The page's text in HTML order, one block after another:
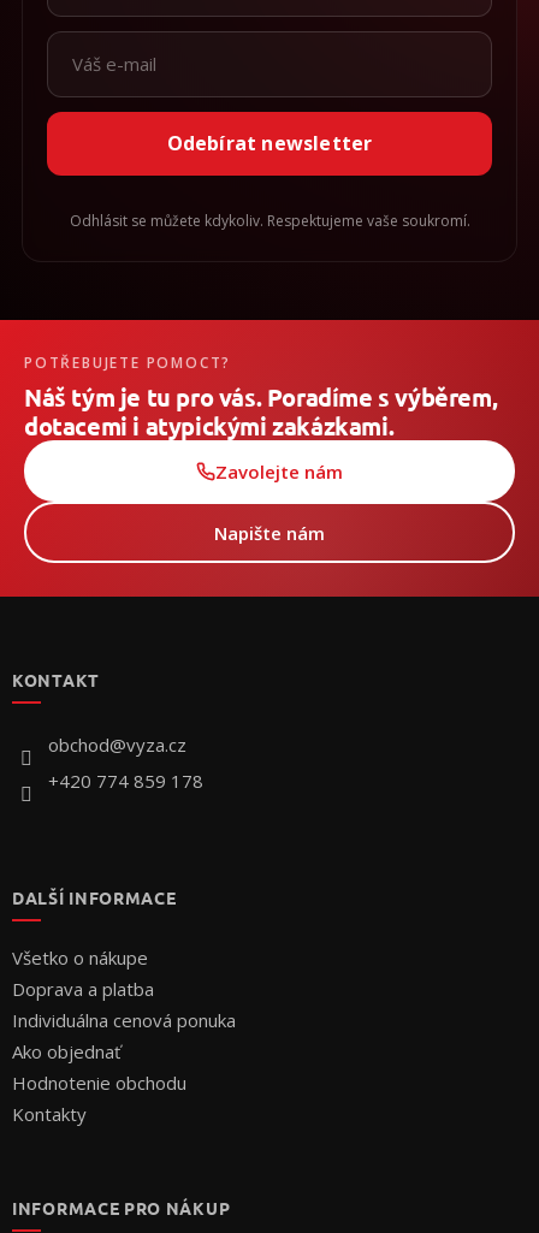
Odebírat newsletter
Odhlásit se můžete kdykoliv. Respektujeme vaše soukromí.
POTŘEBUJETE POMOCT?
Náš tým je tu pro vás. Poradíme s výběrem,
dotacemi i atypickými zakázkami.
Zavolejte nám
Napište nám
KONTAKT
obchod@vyza.cz
+420 774 859 178
DALŠÍ INFORMACE
Všetko o nákupe
Doprava a platba
Individuálna cenová ponuka
Ako objednať
Hodnotenie obchodu
Kontakty
INFORMACE PRO NÁKUP